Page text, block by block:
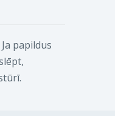
papildus